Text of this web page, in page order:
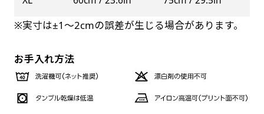
※実寸は±1〜2cmの誤差が生じる場合があります。
お手入れ方法
あんな場所こんな場所お好みのサイズでお好みの
（※cm単位での指定でおねがいいたします。）
レギュラースリムのれん
防炎加工（納期+1営業日）［ +540円 ］
のぼり旗の防炎加工は、消防法で定められてい
ます。防炎加工によってのぼり旗が炎に触れても
燃えにくくなります。（燃えるというより溶け
るに近くなるイメージ）一般的な方法は、旗の